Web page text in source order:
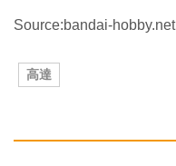
Source:bandai-hobby.net
高達